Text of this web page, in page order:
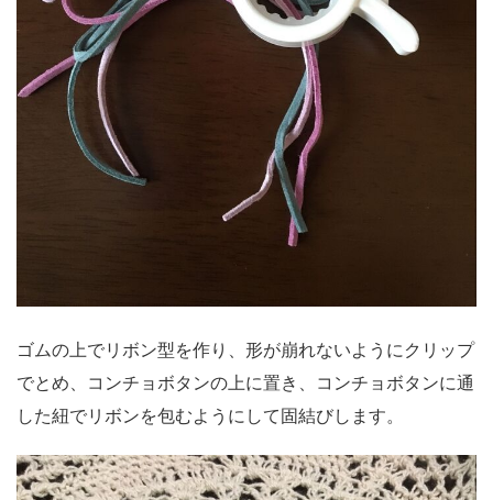
ゴムの上でリボン型を作り、形が崩れないようにクリップ
でとめ、コンチョボタンの上に置き、コンチョボタンに通
した紐でリボンを包むようにして固結びします。